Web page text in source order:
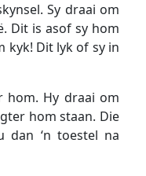
Sy draai om
Dit is asof sy hom
kyk! Dit lyk of sy in
hom. Hy draai om
hom staan. Die
dan ‘n toestel na